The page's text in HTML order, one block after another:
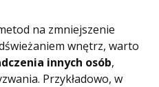
na zmniejszenie
wnętrz, warto
innych osób,
Przykładowo, w